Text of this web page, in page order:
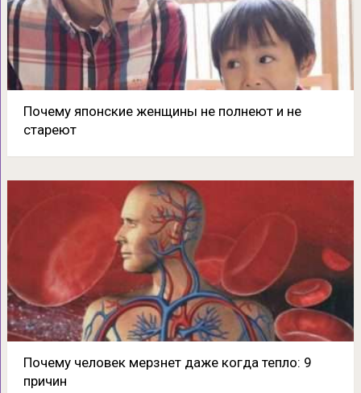
Почему японские женщины не полнеют и не
стареют
Почему человек мерзнет даже когда тепло: 9
причин